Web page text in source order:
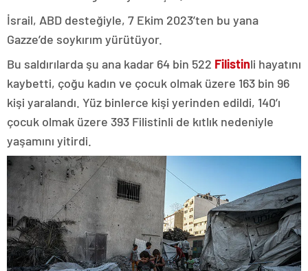
İsrail, ABD desteğiyle, 7 Ekim 2023’ten bu yana
Gazze’de soykırım yürütüyor.
Bu saldırılarda şu ana kadar 64 bin 522 Filistinli hayatını
kaybetti, çoğu kadın ve çocuk olmak üzere 163 bin 96
kişi yaralandı. Yüz binlerce kişi yerinden edildi, 140’ı
çocuk olmak üzere 393 Filistinli de kıtlık nedeniyle
yaşamını yitirdi.